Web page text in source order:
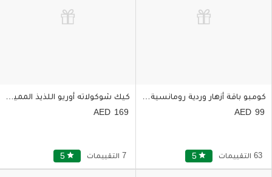
كومبو باقة أزهار وردية رومانسية مع ميني كيك شوكولاتة
99
5 star 63 التقييمات
كيك شوكولاته أوريو اللذيذ المميز واحد كيلو
169
5 star 7 التقييمات